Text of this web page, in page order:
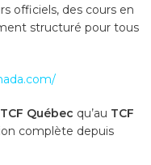
officiels, des cours en
structuré pour tous
TCF Québec qu’au TCF
complète depuis